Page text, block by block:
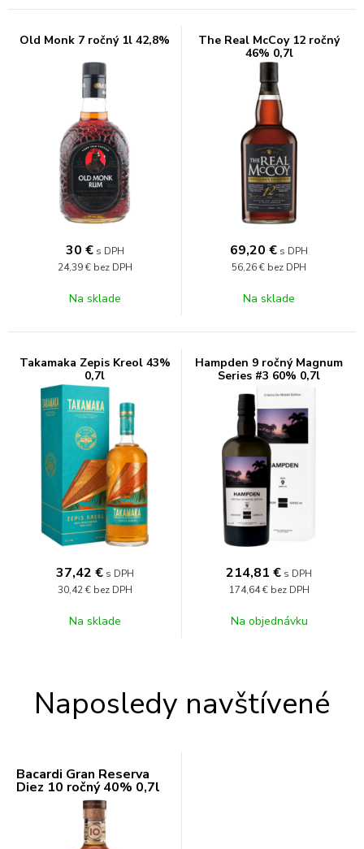
Old Monk 7 ročný 1l 42,8%
30 € s DPH
24,39 € bez DPH
Na sklade
The Real McCoy 12 ročný
46% 0,7l
69,20 € s DPH
56,26 € bez DPH
Na sklade
Takamaka Zepis Kreol 43%
0,7l
37,42 € s DPH
30,42 € bez DPH
Na sklade
Hampden 9 ročný Magnum
Series #3 60% 0,7l
214,81 € s DPH
174,64 € bez DPH
Na objednávku
Naposledy navštívené
Bacardi Gran Reserva
Diez 10 ročný 40% 0,7l